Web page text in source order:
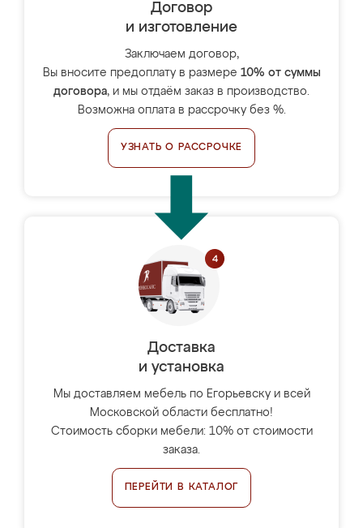
Договор
и изготовление
Заключаем договор,
Вы вносите предоплату в размере 10% от суммы
договора, и мы отдаём заказ в производство.
Возможна оплата в рассрочку без %.
УЗНАТЬ О РАССРОЧКЕ
Доставка
и установка
Мы доставляем мебель по Егорьевску и всей
Московской области бесплатно!
Стоимость сборки мебели: 10% от стоимости
заказа.
ПЕРЕЙТИ В КАТАЛОГ